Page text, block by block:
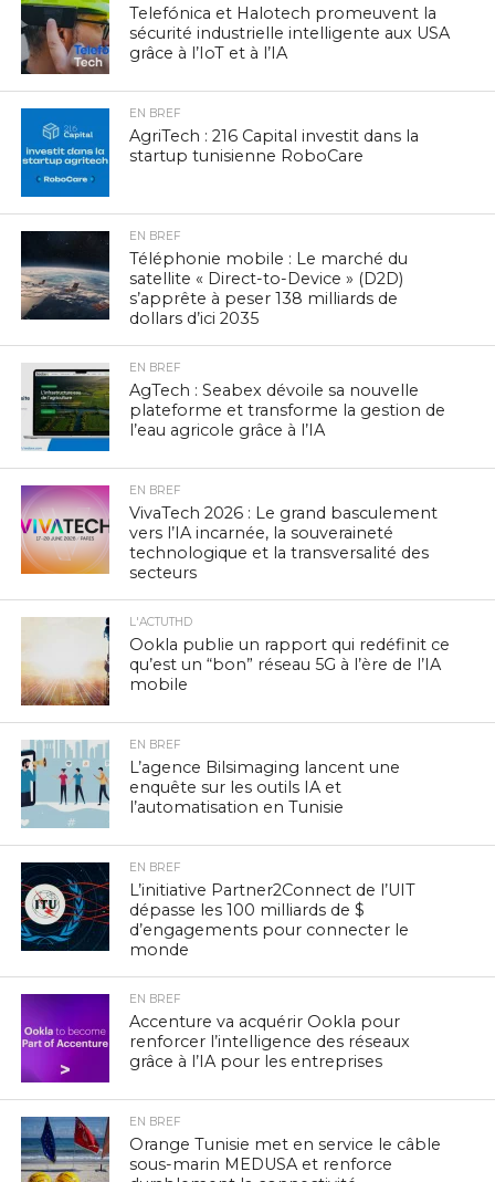
Telefónica et Halotech promeuvent la
sécurité industrielle intelligente aux USA
grâce à l’IoT et à l’IA
EN BREF
AgriTech : 216 Capital investit dans la
startup tunisienne RoboCare
EN BREF
Téléphonie mobile : Le marché du
satellite « Direct-to-Device » (D2D)
s’apprête à peser 138 milliards de
dollars d’ici 2035
EN BREF
AgTech : Seabex dévoile sa nouvelle
plateforme et transforme la gestion de
l’eau agricole grâce à l’IA
EN BREF
VivaTech 2026 : Le grand basculement
vers l’IA incarnée, la souveraineté
technologique et la transversalité des
secteurs
L'ACTUTHD
Ookla publie un rapport qui redéfinit ce
qu’est un “bon” réseau 5G à l’ère de l’IA
mobile
EN BREF
L’agence Bilsimaging lancent une
enquête sur les outils IA et
l’automatisation en Tunisie
EN BREF
L’initiative Partner2Connect de l’UIT
dépasse les 100 milliards de $
d’engagements pour connecter le
monde
EN BREF
Accenture va acquérir Ookla pour
renforcer l’intelligence des réseaux
grâce à l’IA pour les entreprises
EN BREF
Orange Tunisie met en service le câble
sous-marin MEDUSA et renforce